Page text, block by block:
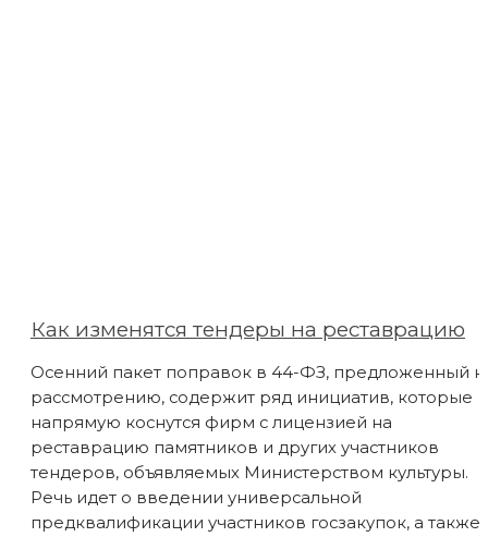
Как изменятся тендеры на реставрацию
Осенний пакет поправок в 44-ФЗ, предложенный к
рассмотрению, содержит ряд инициатив, которые
напрямую коснутся фирм с лицензией на
реставрацию памятников и других участников
тендеров, объявляемых Министерством культуры.
Речь идет о введении универсальной
предквалификации участников госзакупок, а также